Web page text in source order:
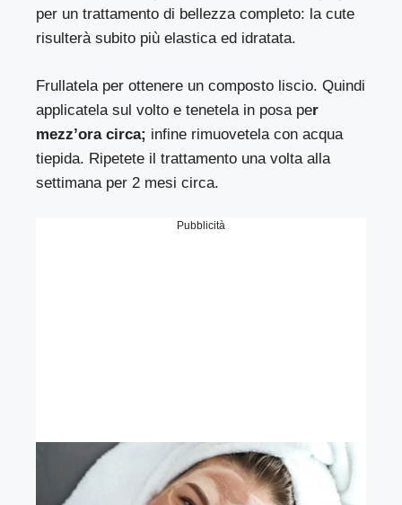
per un trattamento di bellezza completo: la cute
risulterà subito più elastica ed idratata.
Frullatela per ottenere un composto liscio. Quindi
applicatela sul volto e tenetela in posa per
mezz’ora circa; infine rimuovetela con acqua
tiepida. Ripetete il trattamento una volta alla
settimana per 2 mesi circa.
Pubblicità